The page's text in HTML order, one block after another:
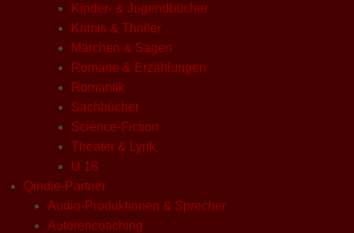
Kinder- & Jugendbücher
Krimis & Thriller
Märchen & Sagen
Romane & Erzählungen
Romantik
Sachbücher
Science-Fiction
Theater & Lyrik
U 18
Qindie-Partner
Audio-Produktionen & Sprecher
Autorencoaching